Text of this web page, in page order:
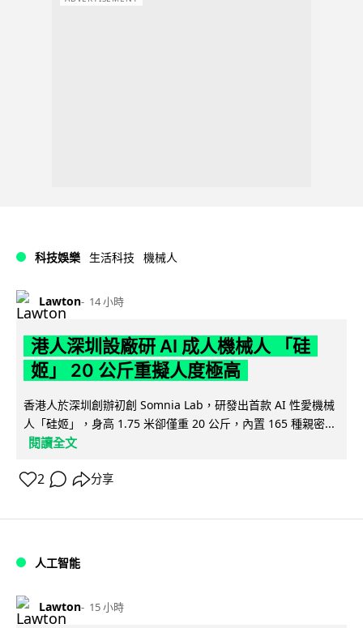
科技娛樂 生活科技 機械人
Lawton 14 小時
港人深圳設廠研 AI 成人機械人 「硅
姬」 20 公斤重擬人度極高
香港人於深圳創辦初創 Somnia Lab，研發出首款 AI 性愛機械
人「硅姬」，身高 1.75 米卻僅重 20 公斤，內置 165 種親密...
閱讀全文
2 分享
人工智能
Lawton 15 小時